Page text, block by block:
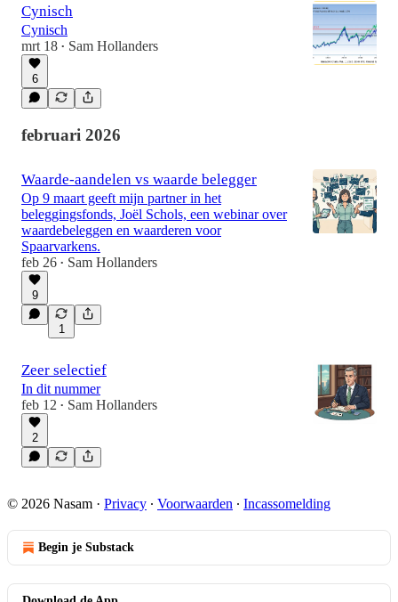
Cynisch
Cynisch
mrt 18 • Sam Hollanders
6
februari 2026
Waarde-aandelen vs waarde belegger
Op 9 maart geeft mijn partner in het
beleggingsfonds, Joël Schols, een webinar over
waardebeleggen en waarderen voor
Spaarvarkens.
feb 26 • Sam Hollanders
9
1
Zeer selectief
In dit nummer
feb 12 • Sam Hollanders
2
© 2026 Nasam · Privacy ∙ Voorwaarden ∙ Incassomelding
Begin je Substack